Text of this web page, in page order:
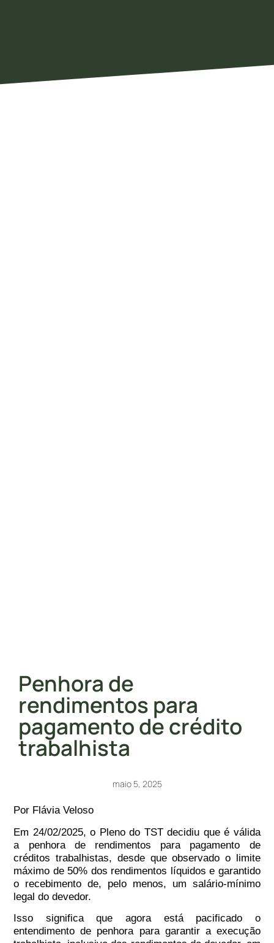
Penhora de
rendimentos para
pagamento de crédito
trabalhista
maio 5, 2025
Por Flávia Veloso
Em 24/02/2025, o Pleno do TST decidiu que é válida
a penhora de rendimentos para pagamento de
créditos trabalhistas, desde que observado o limite
máximo de 50% dos rendimentos líquidos e garantido
o recebimento de, pelo menos, um salário-mínimo
legal do devedor.
Isso significa que agora está pacificado o
entendimento de penhora para garantir a execução